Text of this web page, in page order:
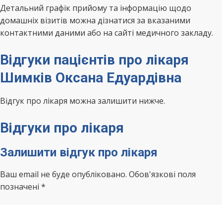
Детальний графік прийому та інформацію щодо
домашніх візитів можна дізнатися за вказаними
контактними даними або на сайті медичного закладу.
Відгуки пацієнтів про лікаря
Шимків Оксана Едуардівна
Відгук про лікаря можна залишити нижче.
Відгуки про лікаря
Залишити відгук про лікаря
Ваш email не буде опубліковано. Обов'язкові поля
позначені *